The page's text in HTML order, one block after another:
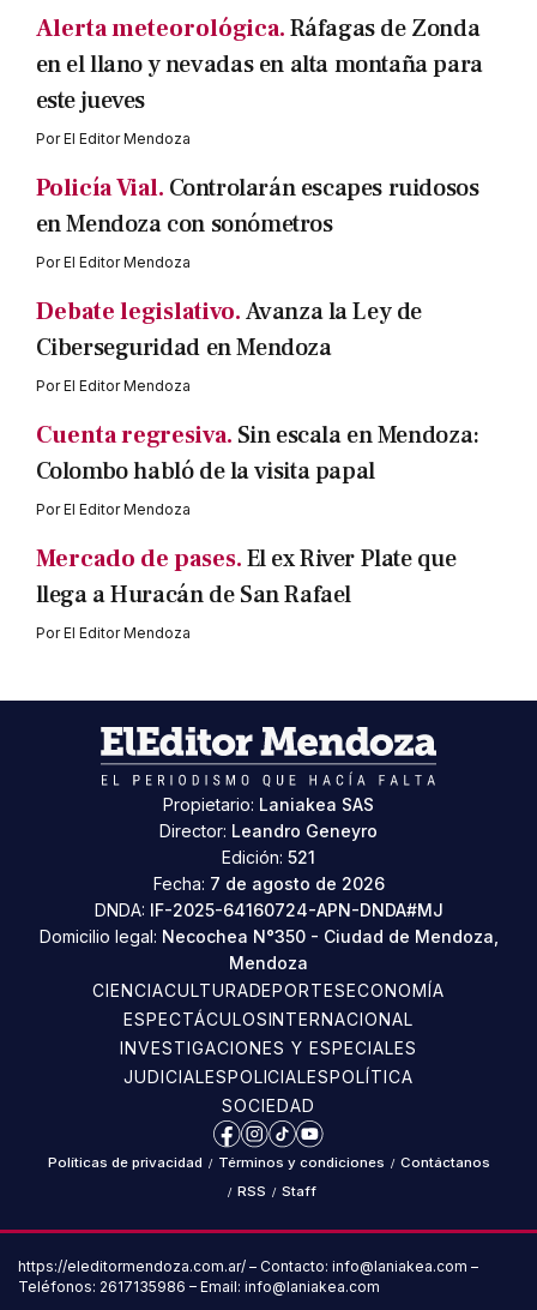
Alerta meteorológica.Ráfagas de Zonda
en el llano y nevadas en alta montaña para
este jueves
PorEl Editor Mendoza
Policía Vial. Controlarán escapes ruidosos
en Mendoza con sonómetros
PorEl Editor Mendoza
Debate legislativo.Avanza la Ley de
Ciberseguridad en Mendoza
PorEl Editor Mendoza
Cuenta regresiva. Sin escala en Mendoza:
Colombo habló de la visita papal
PorEl Editor Mendoza
Mercado de pases.El ex River Plate que
llega a Huracán de San Rafael
PorEl Editor Mendoza
Propietario: Laniakea SAS
Director: Leandro Geneyro
Edición: 521
Fecha: 7 de agosto de 2026
DNDA: IF-2025-64160724-APN-DNDA#MJ
Domicilio legal: Necochea N°350 - Ciudad de Mendoza,
Mendoza
CIENCIACULTURADEPORTESECONOMÍA
ESPECTÁCULOSINTERNACIONAL
INVESTIGACIONES Y ESPECIALES
JUDICIALESPOLICIALESPOLÍTICA
SOCIEDAD
Facebook
Instagram
TikTokYouTube
Políticas de privacidad / Términos y condiciones / Contáctanos
/ RSS / Staff
https://eleditormendoza.com.ar/ – Contacto: info@laniakea.com –
Teléfonos: 2617135986 – Email: info@laniakea.com